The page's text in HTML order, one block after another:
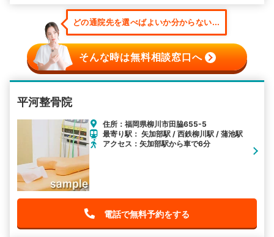
どの通院先を選べばよいか分からない...
そんな時は無料相談窓口へ
平河整骨院
住所：福岡県柳川市田脇655-5
最寄り駅： 矢加部駅 / 西鉄柳川駅 / 蒲池駅
アクセス：矢加部駅から車で6分
電話で無料予約をする